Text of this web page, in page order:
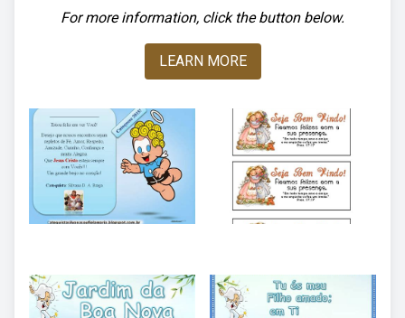
For more information, click the button below.
LEARN MORE